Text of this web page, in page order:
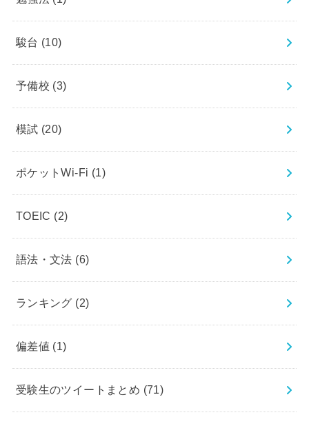
駿台 (10)
予備校 (3)
模試 (20)
ポケットWi-Fi (1)
TOEIC (2)
語法・文法 (6)
ランキング (2)
偏差値 (1)
受験生のツイートまとめ (71)